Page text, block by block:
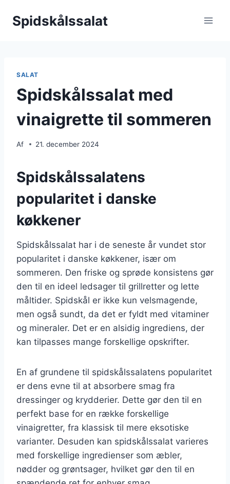
Spidskålssalat
SALAT
Spidskålssalat med
vinaigrette til sommeren
Af 21. december 2024
Spidskålssalatens
popularitet i danske
køkkener
Spidskålssalat har i de seneste år vundet stor
popularitet i danske køkkener, især om
sommeren. Den friske og sprøde konsistens gør
den til en ideel ledsager til grillretter og lette
måltider. Spidskål er ikke kun velsmagende,
men også sundt, da det er fyldt med vitaminer
og mineraler. Det er en alsidig ingrediens, der
kan tilpasses mange forskellige opskrifter.
En af grundene til spidskålssalatens popularitet
er dens evne til at absorbere smag fra
dressinger og krydderier. Dette gør den til en
perfekt base for en række forskellige
vinaigretter, fra klassisk til mere eksotiske
varianter. Desuden kan spidskålssalat varieres
med forskellige ingredienser som æbler,
nødder og grøntsager, hvilket gør den til en